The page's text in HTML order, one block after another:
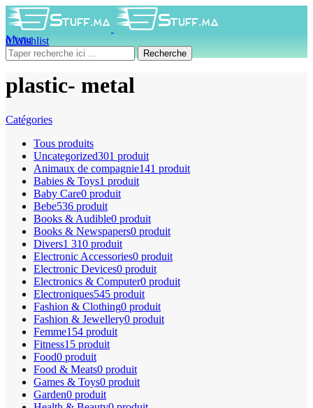
0Wishlist
0produit 0DH
Menu
Recherche
plastic- metal
Catégories
Tous produits
Uncategorized301 produit
Animaux de compagnie141 produit
Babies & Toys1 produit
Baby Care0 produit
Bebe536 produit
Books & Audible0 produit
Books & Newspapers0 produit
Divers1 310 produit
Electronic Accessories0 produit
Electronic Devices0 produit
Electronics & Computer0 produit
Electroniques545 produit
Fashion & Clothing0 produit
Fashion & Jewellery0 produit
Femme154 produit
Fitness15 produit
Food0 produit
Food & Meats0 produit
Games & Toys0 produit
Garden0 produit